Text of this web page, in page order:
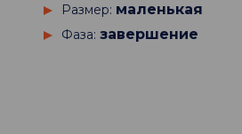
Размер: маленькая
Фаза: завершение